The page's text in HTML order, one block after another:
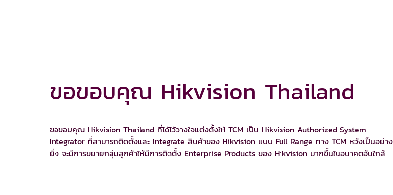
ขอขอบคุณ Hikvision Thailand
ขอขอบคุณ Hikvision Thailand ที่ได้ไว้วางใจแต่งตั้งให้ TCM เป็น Hikvision Authorized System
Integrator ที่สามารถติดตั้งและ Integrate สินค้าของ Hikvision แบบ Full Range ทาง TCM หวังเป็นอย่าง
ยิ่ง จะมีการขยายกลุ่มลูกค้าให้มีการติดตั้ง Enterprise Products ของ Hikvision มากขึ้นในอนาคตอันใกล้